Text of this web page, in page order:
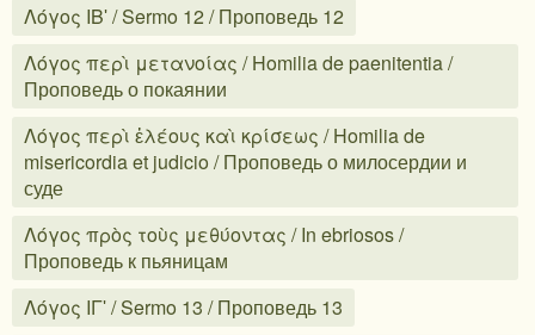
Λόγος ΙΒʹ / Sermo 12 / Проповедь 12
Λόγος περὶ μετανοίας / Homilia de paenitentia /
Проповедь о покаянии
Λόγος περὶ ἐλέους καὶ κρίσεως / Homilia de
misericordia et judicio / Проповедь о милосердии и
суде
Λόγος πρὸς τοὺς μεθύοντας / In ebriosos /
Проповедь к пьяницам
Λόγος ΙΓʹ / Sermo 13 / Проповедь 13